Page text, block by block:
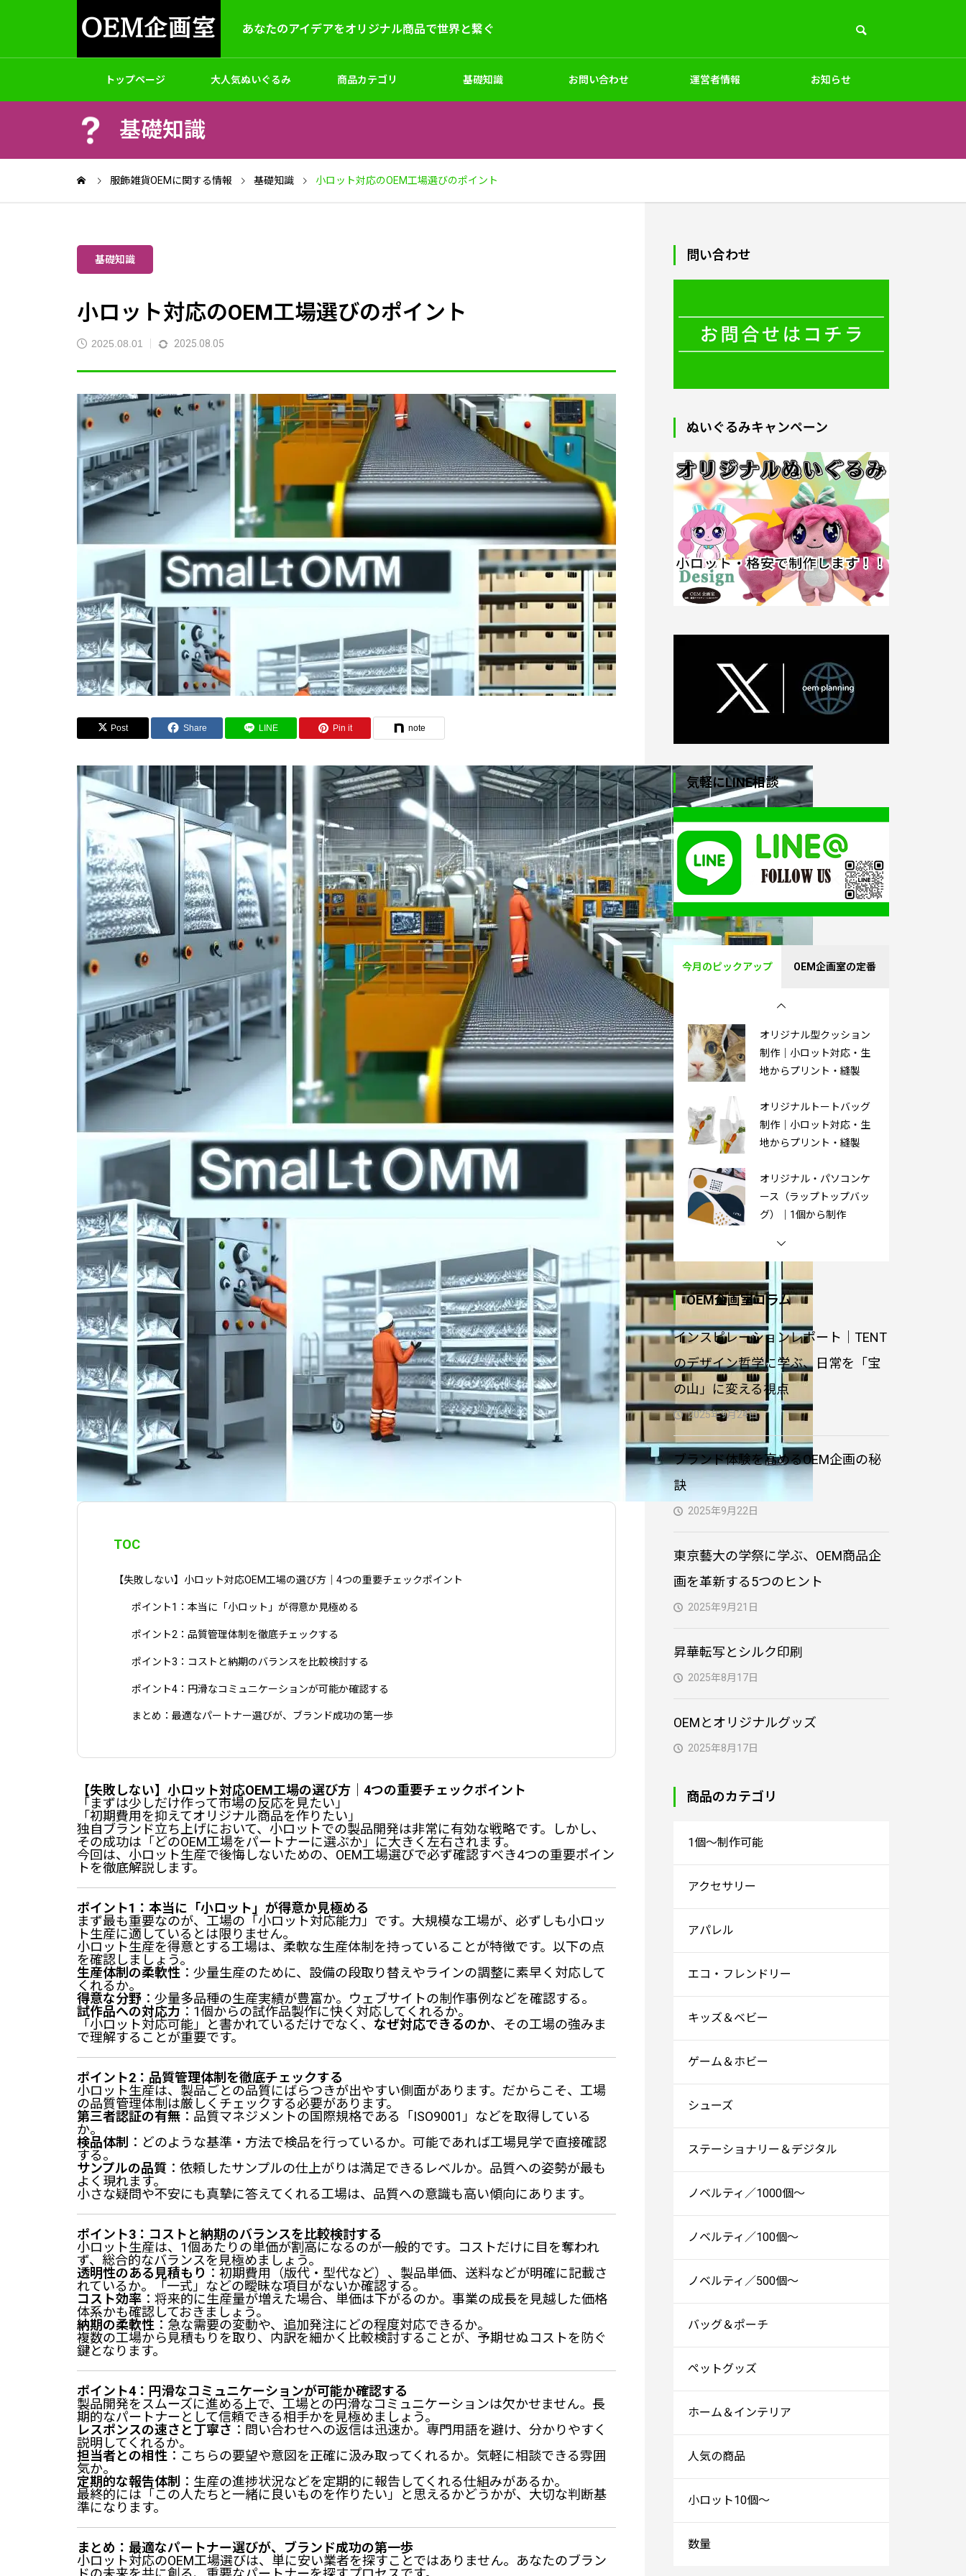
あなたのアイデアをオリジナル商品で世界と繋ぐ
トップページ 大人気ぬいぐるみ 商品カテゴリ 基礎知識 お問い合わせ 運営者情報 お知らせ
アクセサリー バッグ
オリジナルハッピ（法被）制作｜小
ロット対応
2025.09.05
フルカラーオリジナルマスク制作｜1
枚～
枚～制作
2025.09.05
OEM＆ODM サンプル試作 デザイン
検品・アセンブリ 輸出入の知識
基礎知識
服飾雑貨OEMに関する情報 基礎知識 小ロット対応のOEM工場選びのポイント
基礎知識
小ロット対応のOEM工場選びのポイント
2025.08.01 2025.08.05
Post Share LINE Pin it note
TOC
【失敗しない】小ロット対応OEM工場の選び方｜4つの重要チェックポイント
ポイント1：本当に「小ロット」が得意か見極める
ポイント2：品質管理体制を徹底チェックする
ポイント3：コストと納期のバランスを比較検討する
ポイント4：円滑なコミュニケーションが可能か確認する
まとめ：最適なパートナー選びが、ブランド成功の第一歩
【失敗しない】小ロット対応OEM工場の選び方｜4つの重要チェックポイント
「まずは少しだけ作って市場の反応を見たい」
「初期費用を抑えてオリジナル商品を作りたい」
独自ブランド立ち上げにおいて、小ロットでの製品開発は非常に有効な戦略です。しかし、
その成功は「どのOEM工場をパートナーに選ぶか」に大きく左右されます。
今回は、小ロット生産で後悔しないための、OEM工場選びで必ず確認すべき4つの重要ポイン
トを徹底解説します。
ポイント1：本当に「小ロット」が得意か見極める
まず最も重要なのが、工場の「小ロット対応能力」です。大規模な工場が、必ずしも小ロッ
ト生産に適しているとは限りません。
小ロット生産を得意とする工場は、柔軟な生産体制を持っていることが特徴です。以下の点
を確認しましょう。
生産体制の柔軟性 ：少量生産のために、設備の段取り替えやラインの調整に素早く対応して
くれるか。
得意な分野 ：少量多品種の生産実績が豊富か。ウェブサイトの制作事例などを確認する。
試作品への対応力 ：1個からの試作品製作に快く対応してくれるか。
「小ロット対応可能」と書かれているだけでなく、 なぜ対応できるのか、その工場の強みま
で理解することが重要です。
ポイント2：品質管理体制を徹底チェックする
小ロット生産は、製品ごとの品質にばらつきが出やすい側面があります。だからこそ、工場
の品質管理体制は厳しくチェックする必要があります。
第三者認証の有無 ：品質マネジメントの国際規格である「ISO9001」などを取得している
か。
検品体制
：どのような基準・方法で検品を行っているか。可能であれば工場見学で直接確認
する。
サンプルの品質 ：依頼したサンプルの仕上がりは満足できるレベルか。品質への姿勢が最も
よく現れます。
小さな疑問や不安にも真摯に答えてくれる工場は、品質への意識も高い傾向にあります。
ポイント3：コストと納期のバランスを比較検討する
小ロット生産は、1個あたりの単価が割高になるのが一般的です。コストだけに目を奪われ
ず、総合的なバランスを見極めましょう。
透明性のある見積もり ：初期費用（版代・型代など）、製品単価、送料などが明確に記載さ
れているか。「一式」などの曖昧な項目がないか確認する。
コスト効率 ：将来的に生産量が増えた場合、単価は下がるのか。事業の成長を見越した価格
体系かも確認しておきましょう。
納期の柔軟性 ：急な需要の変動や、追加発注にどの程度対応できるか。
複数の工場から見積もりを取り、内訳を細かく比較検討することが、予期せぬコストを防ぐ
鍵となります。
ポイント4：円滑なコミュニケーションが可能か確認する
製品開発をスムーズに進める上で、工場との円滑なコミュニケーションは欠かせません。長
期的なパートナーとして信頼できる相手かを見極めましょう。
レスポンスの速さと丁寧さ ：問い合わせへの返信は迅速か。専門用語を避け、分かりやすく
説明してくれるか。
担当者との相性 ：こちらの要望や意図を正確に汲み取ってくれるか。気軽に相談できる雰囲
気か。
定期的な報告体制
：生産の進捗状況などを定期的に報告してくれる仕組みがあるか。
最終的には「この人たちと一緒に良いものを作りたい」と思えるかどうかが、大切な判断基
準になります。
まとめ：最適なパートナー選びが、ブランド成功の第一歩
小ロット対応のOEM工場選びは、単に安い業者を探すことではありません。あなたのブラン
問い合わせ
ぬいぐるみキャンペーン
気軽にLINE相談
今月のピックアップ OEM企画室の定番
オリジナルトートバッグ
制作｜小ロット対応・生
地からプリント・縫製
オリジナル・パソコンケ
ース（ラップトップバッ
グ）｜1個から制作
オリジナル湯たんぽ｜1
個から制作OK
PVC製3Dキーホルダー｜
オリジナル型クッション
制作｜小ロット対応・生
地からプリント・縫製
オリジナルトートバッグ
制作｜小ロット対応・生
地からプリント・縫製
オリジナル・パソコンケ
ース（ラップトップバッ
グ）｜1個から制作
オリジナル湯たんぽ｜1
個から制作OK
PVC製3Dキーホルダー｜
オリジナル制作
オリジナル型クッション
制作｜小ロット対応・生
オリジナルトートバッグ
地からプリント・縫製
OEM企画室コラム
インスピレーションレポート｜TENT
のデザイン哲学に学ぶ、日常を「宝
の山」に変える視点
2025年9月24日
ブランド体験を高めるOEM企画の秘
訣
2025年9月22日
東京藝大の学祭に学ぶ、OEM商品企
画を革新する5つのヒント
2025年9月21日
昇華転写とシルク印刷
2025年8月17日
OEMとオリジナルグッズ
2025年8月17日
商品のカテゴリ
1個～制作可能
アクセサリー
アパレル
エコ・フレンドリー
キッズ＆ベビー
ゲーム＆ホビー
シューズ
ステーショナリー＆デジタル
ノベルティ／1000個～
ノベルティ／100個～
ノベルティ／500個～
バッグ＆ポーチ
ペットグッズ
ホーム＆インテリア
人気の商品
小ロット10個～
数量